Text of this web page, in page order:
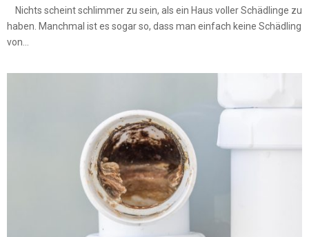
Nichts scheint schlimmer zu sein, als ein Haus voller Schädlinge zu
haben. Manchmal ist es sogar so, dass man einfach keine Schädling
von...